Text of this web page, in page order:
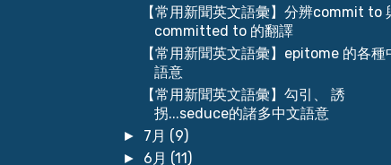
【常用新聞英文語彙】分辨commit to
committed to 的翻譯
【常用新聞英文語彙】epitome 的各種
語意
【常用新聞英文語彙】勾引、 誘
拐...seduce的諸多中文語意
► 7月 (9)
► 6月 (11)